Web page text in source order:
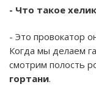
- Что такое
- Это провокатор
Когда мы делаем
смотрим полость
гортани.